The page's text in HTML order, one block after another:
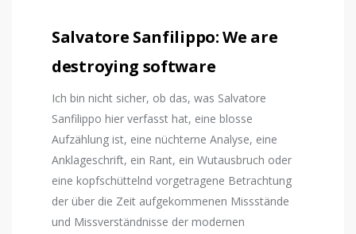
Salvatore Sanfilippo: We are
destroying software
Ich bin nicht sicher, ob das, was Salvatore
Sanfilippo hier verfasst hat, eine blosse
Aufzählung ist, eine nüchterne Analyse, eine
Anklageschrift, ein Rant, ein Wutausbruch oder
eine kopfschüttelnd vorgetragene Betrachtung
der über die Zeit aufgekommenen Missstände
und Missverständnisse der modernen